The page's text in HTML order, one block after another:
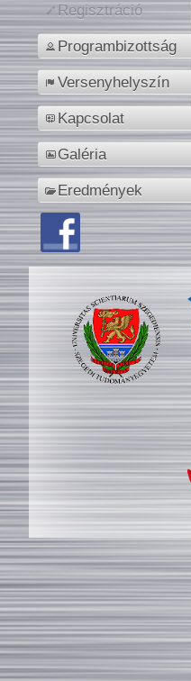
Regisztráció
Programbizottság
Versenyhelyszín
Kapcsolat
Galéria
Eredmények